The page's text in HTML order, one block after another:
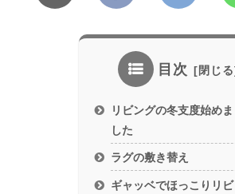
目次
リビングの冬支度始めま
した
ラグの敷き替え
ギャッベでほっこりリビ